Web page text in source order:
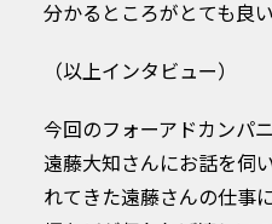
分かるところがとても良
（以上インタビュー）
今回のフォーアドカンパ
遠藤大知さんにお話を伺
れてきた遠藤さんの仕事